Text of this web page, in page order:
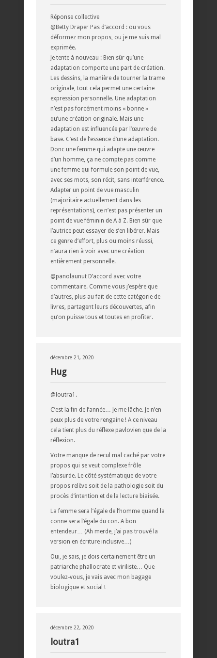
Réponse collective
@Betty Draper Pas d’accord : ou vous
déformez mon propos, ou je me suis mal
exprimée.
Je tente à nouveau : Bien sûr qu’une
adaptation comporte une part de création.
Les dessins, la manière de tourner la trame
originale, tout cela permet une certaine
expression personnelle. Une adaptation
n’est pas forcément moins « bonne »
qu’une création originale. Mais une
adaptation est influencée par l’œuvre de
base. C’est de l’essence d’une adaptation.
Donc une femme qui adapte une œuvre
d’un homme, ça ne compte pas comme
une femme qui formule son point de vue,
avec ses mots, son récit, sans interférence.
Adapter un point de vue masculin
(majoritaire actuellement dans les
représentations), ce n’est pas présenter un
point de vue féminin de A à Z. Bien sûr que
l’autrice peut essayer de s’en libérer. Mais
ce genre d’effort, plus ou moins réussi,
n’aura rien à voir avec une création
entièrement personnelle.
@panolaunut D’accord avec votre
commentaire. Comme vous j’espère que
d’autres, plus au fait de cette catégorie de
livres, partagent leurs découvertes, afin
qu’on puisse tous et toutes en profiter.
décembre 21, 2020
Hug
@loutra1.
C’est la fin de l’année… Je me lâche. Je n’en
peux plus de votre rengaine ! A ce niveau
cela tient plus du réflexe pavlovien que de la
réflexion.
Votre manque de recul mal caché par votre
propos qui se veut complexe frôle
l’absurde. Le côté systématique de votre
propos relève soit de la pathologie soit du
procès d’intention et de la lecture biaisée.
La femme sera l’égale de l’homme quand la
conne sera l’égale du con. A bon
entendeur… (Ah merde, j’ai pas trouvé la
version en écriture inclusive…)
Oui, je sais, je dois certainement être un
patriarche phallocrate et viriliste… Que
voulez-vous, je vais avec mon bagage
biologique et social !
décembre 22, 2020
loutra1